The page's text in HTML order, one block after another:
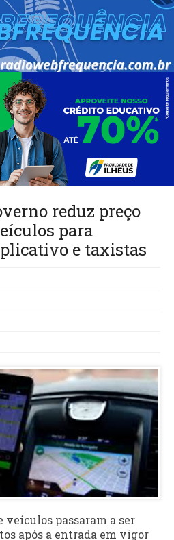
reduz preço
para
e taxistas
veículos passaram a ser
após a entrada em vigor